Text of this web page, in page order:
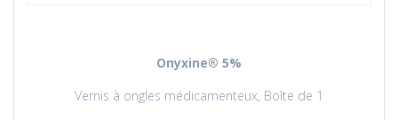
Onyxine® 5%
Vernis à ongles médicamenteux, Boîte de 1